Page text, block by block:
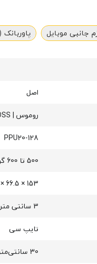
جانبی موبایل
اصل
روموس | ROMOSS
PPU20-128
500 تا 600 گرم
153 × 66.5 × 30.5 میلی‌متر
3 سانتی متر
تایپ سی
30 سانتی‌متر